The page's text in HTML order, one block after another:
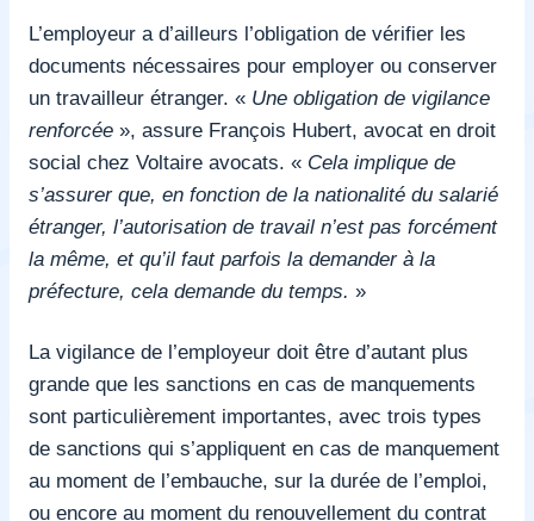
L’employeur a d’ailleurs l’obligation de vérifier les
documents nécessaires pour employer ou conserver
un travailleur étranger. « Une obligation de vigilance
renforcée », assure François Hubert, avocat en droit
social chez Voltaire avocats. « Cela implique de
s’assurer que, en fonction de la nationalité du salarié
étranger, l’autorisation de travail n’est pas forcément
la même, et qu’il faut parfois la demander à la
préfecture, cela demande du temps. »
La vigilance de l’employeur doit être d’autant plus
grande que les sanctions en cas de manquements
sont particulièrement importantes, avec trois types
de sanctions qui s’appliquent en cas de manquement
au moment de l’embauche, sur la durée de l’emploi,
ou encore au moment du renouvellement du contrat